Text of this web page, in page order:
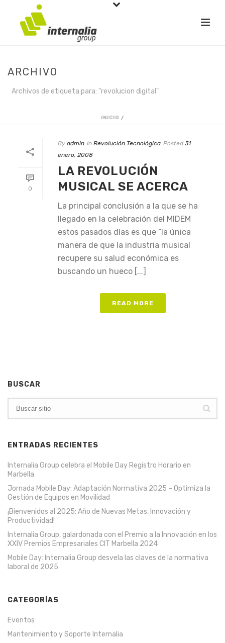
ARCHIVO
Archivos de etiqueta para: "revolucion digital"
INICIO /
0
By admin In Revolución Tecnológica Posted 31
enero, 2008
LA REVOLUCIÓN
MUSICAL SE ACERCA
La principal conclusión a la que se ha
llegado en la celebración del MIDEM
estos pasados días es que “la única
manera de que la industria musical
recupere su salud económica es
buscando un hueco [...]
READ MORE
BUSCAR
ENTRADAS RECIENTES
Internalia Group celebra el Mobile Day Registro Horario en
Marbella
Jornada Mobile Day: Adaptación Normativa 2025 – Optimiza la
Gestión de Equipos en Movilidad
¡Bienvenidos al 2025: Año de Nuevas Metas, Innovación y
Productividad!
Internalia Group, galardonada con el Premio a la Innovación en los
XXIV Premios Empresariales CIT Marbella 2024
Mobile Day: Internalia Group desvela las claves de la normativa
laboral de 2025
CATEGORÍAS
Eventos
Mantenimiento y Soporte Internalia